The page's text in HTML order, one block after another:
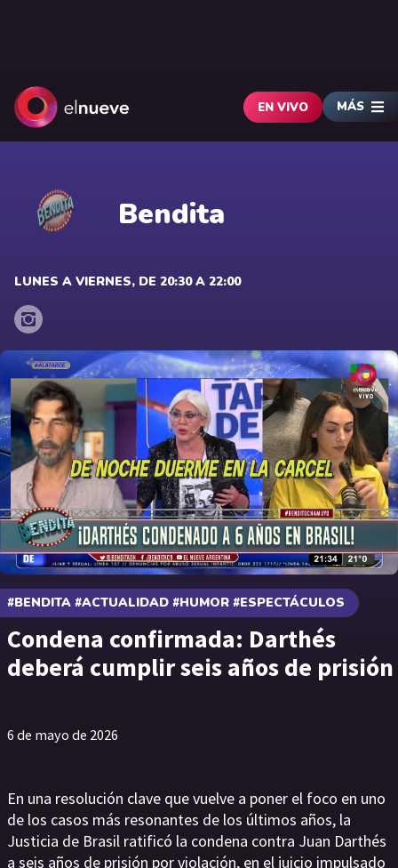
EN VIVO MÁS
Bendita
LUNES A VIERNES, DE 20:30 A 22:00
#BENDITA #ACTUALIDAD #HUMOR #ESPECTÁCULOS
Condena confirmada: Darthés
deberá cumplir seis años de prisión
6 de mayo de 2026
En una resolución clave que vuelve a poner el foco en uno
de los casos más resonantes de los últimos años, la
Justicia de Brasil ratificó la condena contra Juan Darthés
a seis años de prisión por violación, en el juicio impulsado